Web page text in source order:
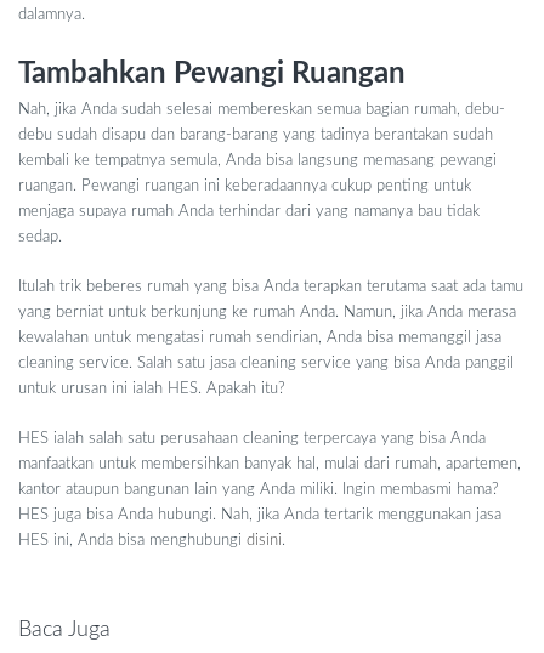
dalamnya.
Tambahkan Pewangi Ruangan
Nah, jika Anda sudah selesai membereskan semua bagian rumah, debu-
debu sudah disapu dan barang-barang yang tadinya berantakan sudah
kembali ke tempatnya semula, Anda bisa langsung memasang pewangi
ruangan. Pewangi ruangan ini keberadaannya cukup penting untuk
menjaga supaya rumah Anda terhindar dari yang namanya bau tidak
sedap.
Itulah trik beberes rumah yang bisa Anda terapkan terutama saat ada tamu
yang berniat untuk berkunjung ke rumah Anda. Namun, jika Anda merasa
kewalahan untuk mengatasi rumah sendirian, Anda bisa memanggil jasa
cleaning service. Salah satu jasa cleaning service yang bisa Anda panggil
untuk urusan ini ialah HES. Apakah itu?
HES ialah salah satu perusahaan cleaning terpercaya yang bisa Anda
manfaatkan untuk membersihkan banyak hal, mulai dari rumah, apartemen,
kantor ataupun bangunan lain yang Anda miliki. Ingin membasmi hama?
HES juga bisa Anda hubungi. Nah, jika Anda tertarik menggunakan jasa
HES ini, Anda bisa menghubungi disini.
Baca Juga